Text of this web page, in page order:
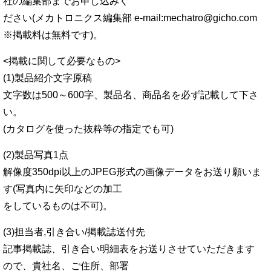
ださい(メカトロニクス編集部 e-mail:mechatro@gicho.com
※掲載料は無料です)。
<掲載に関して必要なもの>
(1)製品紹介文字原稿
文字数は500～600字、製品名、商品名を必ず記載して下さ
い。
(カタログを使った抜粋等の指定でも可)
(2)製品写真1点
解像度350dpi以上のJPEG形式の画像データをお送り願いま
す(写真内に矢印などの加工
をしているものは不可)。
(3)担当者,引き合い/掲載誌送付先
記事掲載誌、引き合い明細表をお送りさせていただきます
ので、貴社名、ご住所、部署